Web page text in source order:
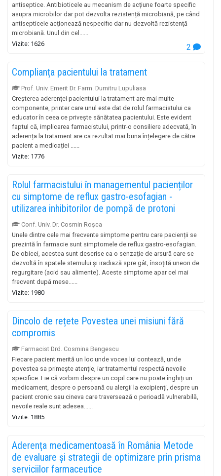
antiseptice. Antibioticele au mecanism de acțiune foarte specific
asupra microbilor dar pot dezvolta rezistență microbiană, pe când
antisepticele acționează nespecific dar nu dezvoltă rezistență
microbiană. Unul din cel......
2
Vizite: 1626
Complianța pacientului la tratament
Prof. Univ. Emerit Dr. Farm. Dumitru Lupuliasa
Creșterea aderenței pacientului la tratament are mai multe
componente, printer care unul este dat de rolul farmacistului ca
educator în ceea ce privește sănătatea pacientului. Este evident
faptul că, implicarea farmacistului, printr-o consiliere adecvată, în
aderența la tratament are ca rezultat mai buna înțelegere de către
pacient a medicației ......
Vizite: 1776
Rolul farmacistului în managementul pacienților
cu simptome de reflux gastro-esofagian -
utilizarea inhibitorilor de pompă de protoni
Conf. Univ. Dr. Cosmin Roşca
Unele dintre cele mai frecvente simptome pentru care pacienții se
prezintă în farmacie sunt simptomele de reflux gastro-esofagian.
De obicei, acestea sunt descrise ca o senzație de arsură care se
dezvoltă în spatele sternului și iradiază spre gât, însoțită uneori de
regurgitare (acid sau alimente). Aceste simptome apar cel mai
frecvent după mese......
Vizite: 1980
Dincolo de rețete Povestea unei misiuni fără
compromis
Farmacist Drd. Cosmina Bengescu
Fiecare pacient merită un loc unde vocea lui contează, unde
povestea sa primește atenție, iar tratamentul respectă nevoile
specifice. Fie că vorbim despre un copil care nu poate înghiți un
medicament, despre o persoană cu alergii la excipienți, despre un
pacient cronic sau cineva care traversează o perioadă vulnerabilă,
nevoile reale sunt adesea......
Vizite: 1885
Aderența medicamentoasă în România Metode
de evaluare și strategii de optimizare prin prisma
serviciilor farmaceutice